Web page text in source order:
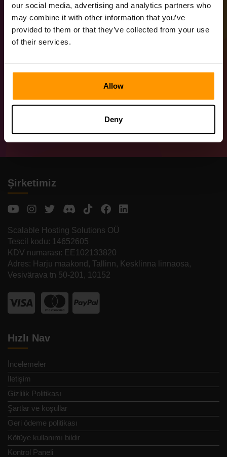
our social media, advertising and analytics partners who
may combine it with other information that you’ve
provided to them or that they’ve collected from your use
of their services.
Allow
Deny
Birden fazla sunucu / Sınırsız
slot
yuvaya sahip sınırsız sayıda oyun sunucusu kurabilirsiniz.
Kısıtlı kaynak miktarı: bellek, CPU, disk alanı. Sunucular,
oyuncuyu sorunsuz bir şekilde destekliyor. eşlik edebilir.
Gerçekte, bu sayı sunucunuza yüklenen eklentilere ve
modlara bağlı olarak az ya da çok olabilir.
Şirketimiz
Scalable Hosting Solutions OÜ
Tescil kodu: 14652605
KDV numarası: EE102133820
Adres: Harju maakond, Tallinn, Kesklinna linnaosa,
Vesivärava tn 50-201, 10152
Hızlı Nav
İncelemeler
İletişim
Gizlilik Politikası
Şartlar ve koşullar
Geri ödeme politikası
Kötüye kullanımı bildir
Kontrol Paneli